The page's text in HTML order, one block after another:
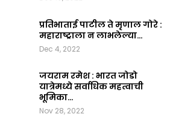
प्रतिभाताई पाटील ते मृणाल गोरे :
महाराष्ट्राला न लाभलेल्या…
Dec 4, 2022
जयराम रमेश : भारत जोडो
यात्रेमध्ये सर्वाधिक महत्वाची
भूमिका…
Nov 28, 2022